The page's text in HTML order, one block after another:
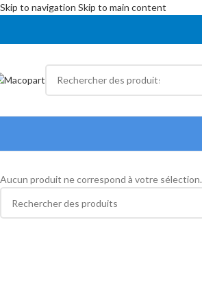
Skip to navigation Skip to main content
Aucun produit ne correspond à votre sélection.